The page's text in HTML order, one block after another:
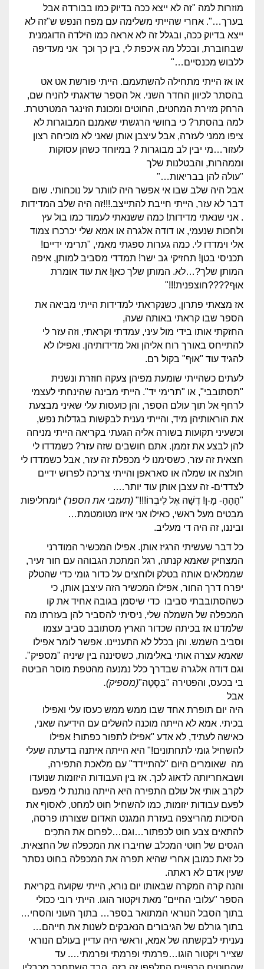
מוזרות למה "זה לא ייצא ככה בדיוק כמו בבורדה אבל
בערך…". אחרי שהייתי משלימה עם מפח הנפש ש"זה לא
ייצא בדיוק ככה, ובגלל זה לא אראה כמו הילדה הדוגמנית
שבחוברת, ובכלל מה איכפת לי, בין כך וכך אני מעדיפה
ללבוש מכנסיים…"
או אז הייתי מתחילה להשתעמם. הייתי פורשת אט אט
בהסתר לכיוון החדר השני. אל הספר שדאגתי להניח שם,
הרחק מזירת המחטים, החוטים ומכונת הזינגר המטרטרת.
למה בהסתר? כי בחושי הרגשתי שאמנם המבוגרות לא
ציפו ממני לעזרה, אבל עיצבן אותן שאני לא מוכיחה רצון
לעזור…מי יבין לב מבוגרות ? במיוחד כשהן עסוקות
וממהרות, והבטלנות שלך
"עולה להן בבריאות…"
אבל היה שלב שבו אי אפשר היה לוותר על נוכחותי. שום
דבר לא עזר, הייתי חייבת להתייצב.!!!זה היה שלב המדידות
. אני שנאתי מדידות! כמה ששנאתי לעמוד כמו בול עץ
ולחכות שנעמי, או דודה אלגרה או אמא שלי יכרכרו צמוד
אלי וימדדו לי. כמה גערות ספגתי מאמי, "תרימי ידיים!
תכניסי בטן! תחזיקי גב ישר! תמדדי מסביב למותן, איפה
המותן שלך?…לא. המותן שלך כאן! את עוד אומרת
אוּף????חוצפנית!!!"
אז מצאתי פתרון, כשנקראתי למדידות הייתי מביאה את
הספר שבו קראתי באותה שעה,
החזקתי אותו בידי מול עיני, עמדתי וקראתי, וזה עזר לי
להתייחס באורך רוח אליהן ואל מדידותיהן. ואפילו לא
להגיד עוד "אוּף" בקול רם.
לעתים כשהייתי שומעת מפיהן צעקה חוזרת ונשנית
"תסתובבי", או "תרימי יד". הייתי מבינה שהינחתי לעצמי
לרחף אל תוך עולם הספר, והן כועסות עלי שאיני מבצעת
את הוראותיהן מיד, והייתי נענית לבקשות בגדלות נפש,
וכשעיני תקועות בשורה אליה הגעתי בקריאה הייתי מניחה
להן לבצע את זממן. אתם חושבים שזה עזר? כשמדדו לי
חצאית זה עזר, כשסימנו לי מכפלת זה עזר, אבל כשמדדו לי
חולצה או שמלה או סאראפן והייתי צריכה לפרוש ידיים
לצדדים- זה עצבן אותן עוד יותר….
"הָהָהָ- מָ-ן! דֶשָׁה אֶל לִיבְרוֹ!!!" (תעזבי את הספר) *ומחליפות
מבטים מעל ראשי, כאילו אני איזו מטומטמת…
וביננו, זה היה די מעליב.
כל דבר שעשיתי הרגיז אותן. אפילו המכשיר המודרני
המצחיק שאמא קנתה, רגל המתכת הגבוהה עם חור זעיר,
שממלאים אותה בטלק ולוחצים על כדור גומי כדי שהטלק
יפרח דרך החור, אפילו המכשיר הזה עיצבן אותן, כי
כשהסתובבתי סביבו כדי שיסמן בגובה אחיד את קו
המכפלה של השמלה שלי, ניסיתי להסביר להן בעזרתו מה
שלמדנו אז בכיתה שכדור הארץ מסתובב סביב עצמו
וסביב השמש. והן בכלל לא התעניינו. אפשר לומר אפילו
שאמא עצרה אותי באלימות, כשסיננה בין שיניה "מספיק".
וגם דודה אלגרה שבדרך כלל נמנעה מהטפת מוסר הביטה
בי בכעס, והפטירה "בַּסְטָה"(מספיק).
אבל
היה יום תופרת אחד שבו ממש ממש כעסו עלי ואפילו
בכיתי. אמא לא הייתה מוכנה להשלים עם הידיעה שאני,
כאישה לעתיד, לא אדע "אפילו לתפור כפתור! אפילו
להשחיל גומי לתחתונים!" היא הייתה איתנה בדעתה שעלי
מה שאומרים היום "להתיידד" עם מלאכת התפירה,
ושבאחריותה לדאוג לכך. אז בין העבודות היזומות שנועדו
לקרב אותי אל עולם התפירה היא הייתה נותנת לי מפעם
לפעם עבודות יזומות, כמו להשחיל חוט למחט, לאסוף את
הסיכות מהריצפה בעזרת המגנט האדום שצורתו פרסה,
להתאים צבע חוט לכפתור…וגם…לפרום את התכִים
הגסים של חוטי המכלב שחיברו את המכפלה של החצאית.
כל זאת כמובן אחרי שהיא תפרה את המכפלה בחוט נסתר
שעין אדם לא ראתה.
והנה קרה המקרה שבאותו יום נורא, הייתי שקועה בקריאת
הספר "עלובי החיים" מאת ויקטור הוגו. הייתי רובי ככולי
בתוך הסבל הנוראי המתואר בספר… בתוך העוני והסחי…
בתוך גורלם של הגיבורים הנאבקים לשנות את חייהם…
נעניתי לבקשתה של אמא, וראשי היה עדיין בעולם הנוראי
שצייר ויקטור הוגו…פרמתי ופרמתי ופרמתי…. עד